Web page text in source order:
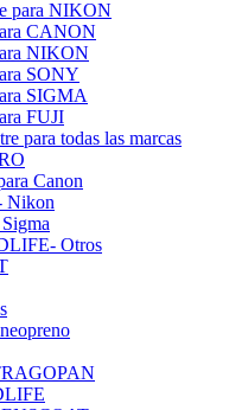
para NIKON
CANON
NIKON
SONY
SIGMA
FUJI
para todas las marcas
Canon
Nikon
Otros